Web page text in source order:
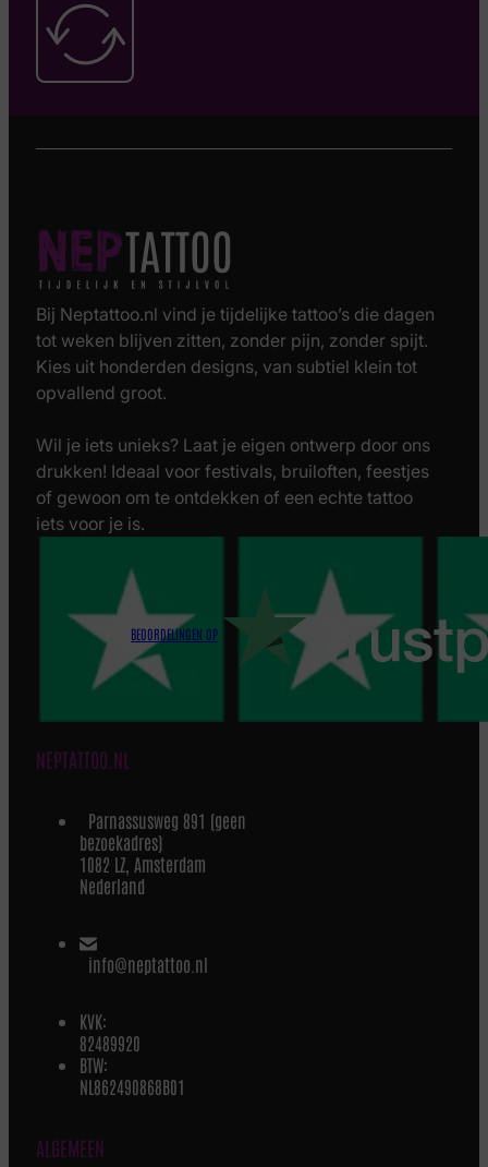
Bij Neptattoo.nl vind je tijdelijke tattoo’s die dagen
tot weken blijven zitten, zonder pijn, zonder spijt.
Kies uit honderden designs, van subtiel klein tot
opvallend groot.
Wil je iets unieks? Laat je eigen ontwerp door ons
drukken! Ideaal voor festivals, bruiloften, feestjes
of gewoon om te ontdekken of een echte tattoo
iets voor je is.
BEOORDELINGEN OP
NEPTATTOO.NL
Parnassusweg 891 (geen
bezoekadres)
1082 LZ, Amsterdam
Nederland
info@neptattoo.nl
KVK:
82489920
BTW:
NL862490868B01
ALGEMEEN